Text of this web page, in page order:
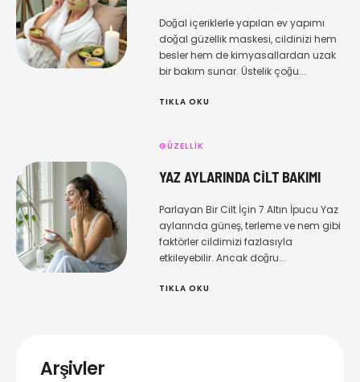
Doğal içeriklerle yapılan ev yapımı
doğal güzellik maskesi, cildinizi hem
besler hem de kimyasallardan uzak
bir bakım sunar. Üstelik çoğu...
TIKLA OKU
GÜZELLIK
YAZ AYLARINDA CILT BAKIMI
Parlayan Bir Cilt İçin 7 Altın İpucu Yaz
aylarında güneş, terleme ve nem gibi
faktörler cildimizi fazlasıyla
etkileyebilir. Ancak doğru...
TIKLA OKU
Arşivler